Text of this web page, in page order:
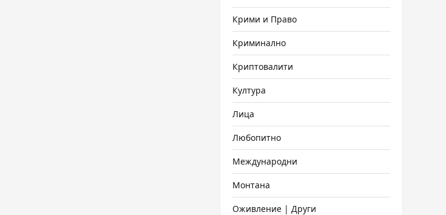
Крими и Право
Криминално
Криптовалити
Култура
Лица
Любопитно
Международни
Монтана
Оживление | Други